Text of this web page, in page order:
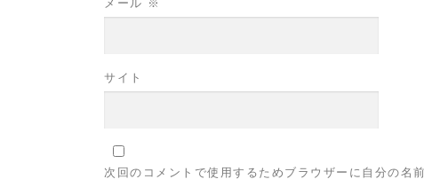
メール ※
サイト
次回のコメントで使用するためブラウザーに自分の名